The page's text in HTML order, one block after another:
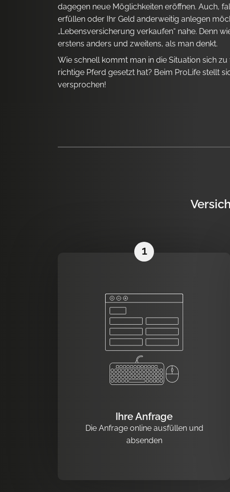
dagegen neue Möglichkeiten eröffnen. Auch,
erfüllen oder Ihr Geld anderweitig anlegen
„Lebensversicherung verkaufen“ nahe. Denn
erstens anders und zweitens, als man denkt.
Wie schnell kommt man in die Situation sich
richtige Pferd gesetzt hat? Beim ProLife stellt
versprochen!
1
Ihre Anfrage
Die Anfrage online ausfüllen und
absenden